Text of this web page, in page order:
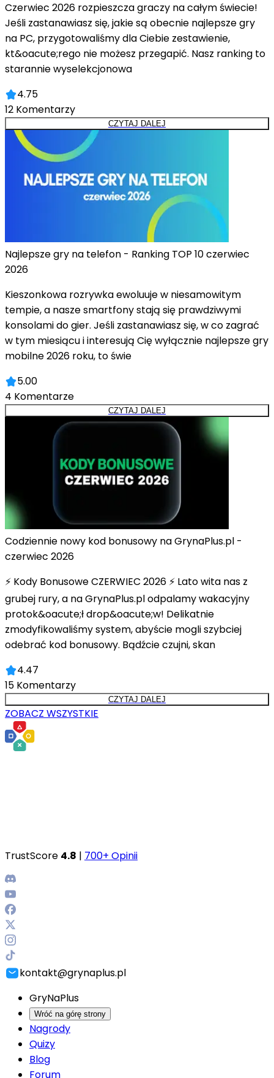
Czerwiec 2026 rozpieszcza graczy na całym świecie!
Jeśli zastanawiasz się, jakie są obecnie najlepsze gry
na PC, przygotowaliśmy dla Ciebie zestawienie,
kt&oacute;rego nie możesz przegapić. Nasz ranking to
starannie wyselekcjonowa
4.75
12 Komentarzy
CZYTAJ DALEJ
Najlepsze gry na telefon - Ranking TOP 10 czerwiec
2026
Kieszonkowa rozrywka ewoluuje w niesamowitym
tempie, a nasze smartfony stają się prawdziwymi
konsolami do gier. Jeśli zastanawiasz się, w co zagrać
w tym miesiącu i interesują Cię wyłącznie najlepsze gry
mobilne 2026 roku, to świe
5.00
4 Komentarze
CZYTAJ DALEJ
Codziennie nowy kod bonusowy na GrynaPlus.pl -
czerwiec 2026
⚡ Kody Bonusowe CZERWIEC 2026 ⚡ Lato wita nas z
grubej rury, a na GrynaPlus.pl odpalamy wakacyjny
protok&oacute;ł drop&oacute;w! Delikatnie
zmodyfikowaliśmy system, abyście mogli szybciej
odebrać kod bonusowy. Bądźcie czujni, skan
4.47
15 Komentarzy
CZYTAJ DALEJ
ZOBACZ WSZYSTKIE
TrustScore 4.8 | 700+ Opinii
kontakt@grynaplus.pl
GryNaPlus
Wróć na górę strony
Nagrody
Quizy
Blog
Forum